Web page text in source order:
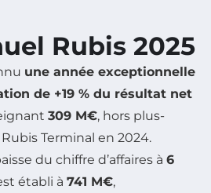
Rubis 2025
une année exceptionnelle
de +19 % du résultat net
309 M€, hors plus-
Terminal en 2024.
du chiffre d’affaires à 6
établi à 741 M€,